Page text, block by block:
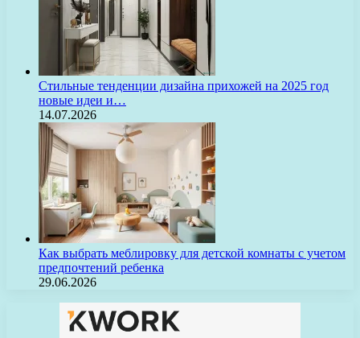
Стильные тенденции дизайна прихожей на 2025 год
новые идеи и…
14.07.2026
Как выбрать меблировку для детской комнаты с учетом
предпочтений ребенка
29.06.2026